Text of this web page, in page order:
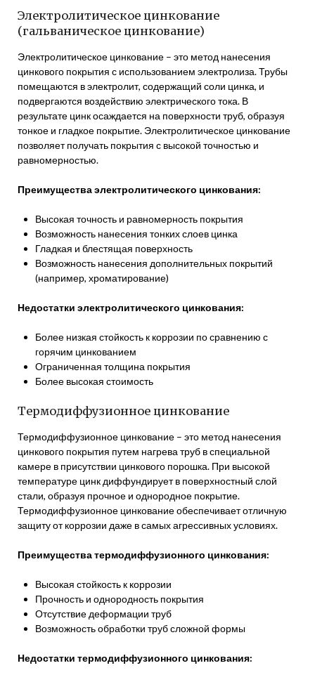
Электролитическое цинкование
(гальваническое цинкование)
Электролитическое цинкование – это метод нанесения
цинкового покрытия с использованием электролиза. Трубы
помещаются в электролит, содержащий соли цинка, и
подвергаются воздействию электрического тока. В
результате цинк осаждается на поверхности труб, образуя
тонкое и гладкое покрытие. Электролитическое цинкование
позволяет получать покрытия с высокой точностью и
равномерностью.
Преимущества электролитического цинкования:
Высокая точность и равномерность покрытия
Возможность нанесения тонких слоев цинка
Гладкая и блестящая поверхность
Возможность нанесения дополнительных покрытий
(например, хроматирование)
Недостатки электролитического цинкования:
Более низкая стойкость к коррозии по сравнению с
горячим цинкованием
Ограниченная толщина покрытия
Более высокая стоимость
Термодиффузионное цинкование
Термодиффузионное цинкование – это метод нанесения
цинкового покрытия путем нагрева труб в специальной
камере в присутствии цинкового порошка. При высокой
температуре цинк диффундирует в поверхностный слой
стали, образуя прочное и однородное покрытие.
Термодиффузионное цинкование обеспечивает отличную
защиту от коррозии даже в самых агрессивных условиях.
Преимущества термодиффузионного цинкования:
Высокая стойкость к коррозии
Прочность и однородность покрытия
Отсутствие деформации труб
Возможность обработки труб сложной формы
Недостатки термодиффузионного цинкования: